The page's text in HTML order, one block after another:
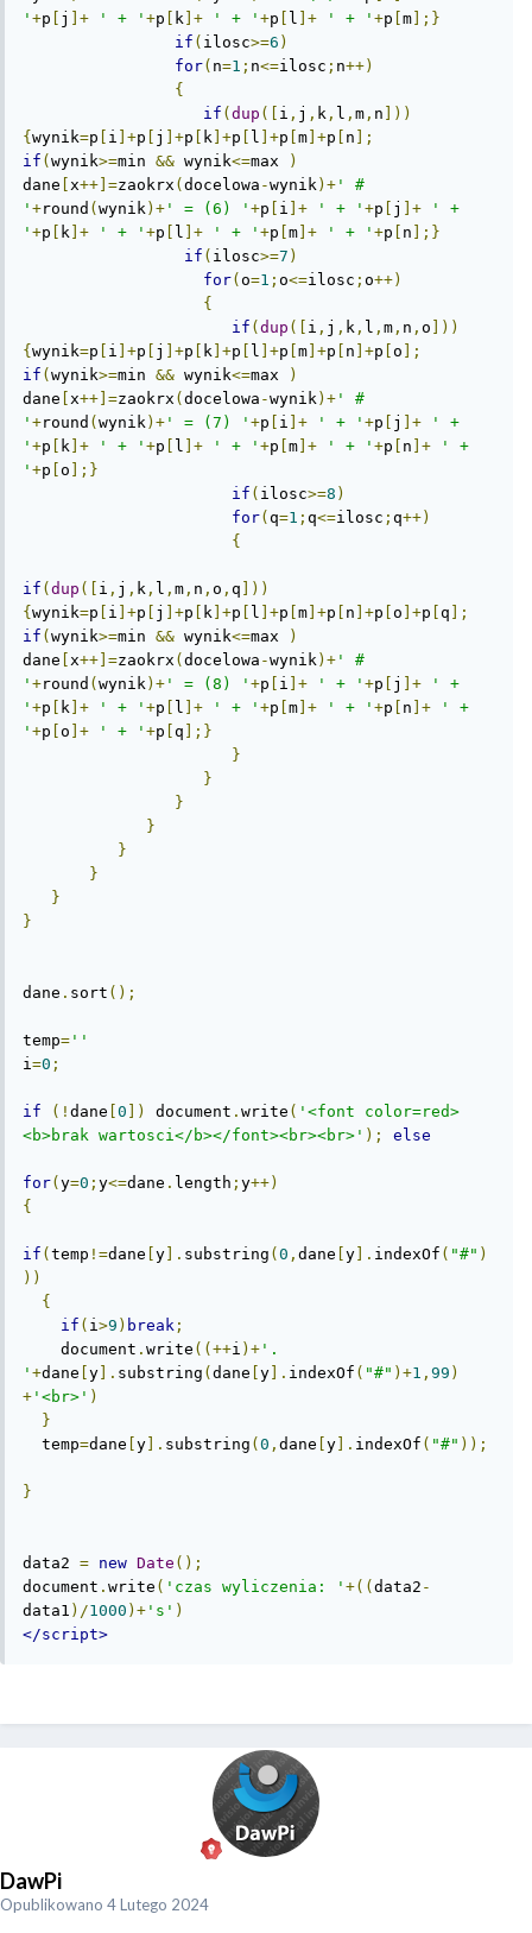
' +p j ]+ ' + ' +p k ]+ ' + ' +p l ]+ ' + ' +p m ];}
if ( ilosc>=6 )
for( n=1 ; n<=ilosc ; n++)
{
if ( dup ([ i , j , k , l , m , n ]))
{ wynik=p i ]+p j ]+p k ]+p l ]+p m ]+p n ];
if ( wynik>=min && wynik<=max
)
dane x++]=zaokrx ( docelowa -wynik)+ ' #
' +round ( wynik)+ ' = (6) ' +p i ]+ ' + ' +p j ]+
' +
' +p k ]+ ' + ' +p l ]+ ' + ' +p m ]+ ' + ' +p n ];}
if ( ilosc>=7 )
for( o=1 ; o<=ilosc ; o++)
{
if ( dup ([ i , j , k , l , m , n , o ]))
{ wynik=p i ]+p j ]+p k ]+p l ]+p m ]+p n ]+p o ];
if ( wynik>=min && wynik<=max
)
dane x++]=zaokrx ( docelowa -wynik)+ ' #
' +round ( wynik)+ ' = (7) ' +p i ]+ ' + ' +p j ]+
' +
' +p k ]+ ' + ' +p l ]+ ' + ' +p m ]+ ' + ' +p n ]+
' +
' +p o ];}
if ( ilosc>=8 )
for( q=1 ; q<=ilosc ; q++)
{
if ( dup ([ i , j , k , l , m , n , o , q ]))
{ wynik=p i ]+p j ]+p k ]+p l ]+p m ]+p n ]+p o ]+p q ];
if ( wynik>=min && wynik<=max
)
dane x++]=zaokrx ( docelowa -wynik)+ ' #
' +round ( wynik)+ ' = (8) ' +p i ]+ ' + ' +p j ]+
' +
' +p k ]+ ' + ' +p l ]+ ' + ' +p m ]+ ' + ' +p n ]+
' +
' +p o ]+ ' + ' +p q ];}
}
}
}
}
}
}
}
}
dane . sort ();
temp= ''
i=0 ;
if (! dane 0 ]) document . write ( '<font color=red>
<b>brak wartosci</b></font><br><br>' ); else
for( y=0 ; y<=dane . length ; y++)
{
if ( temp !=dane y ]. substring ( 0 , dane y ]. indexOf ( "#" )
))
{
if ( i>9 ) break ;
    document
. write ((++i )+ '.
' +dane y ]. substring ( dane y ]. indexOf ( "#" )+1 , 99 )
+ '<br>' )
}
  temp
=dane y ]. substring ( 0 , dane y ]. indexOf ( "#" ));
}
data2 = new Date ();
document . write ( 'czas wyliczenia: ' +(( data2 -
data1 )/1000 )+ 's' )
</script>
DawPi
Opublikowano 4 Lutego 2024